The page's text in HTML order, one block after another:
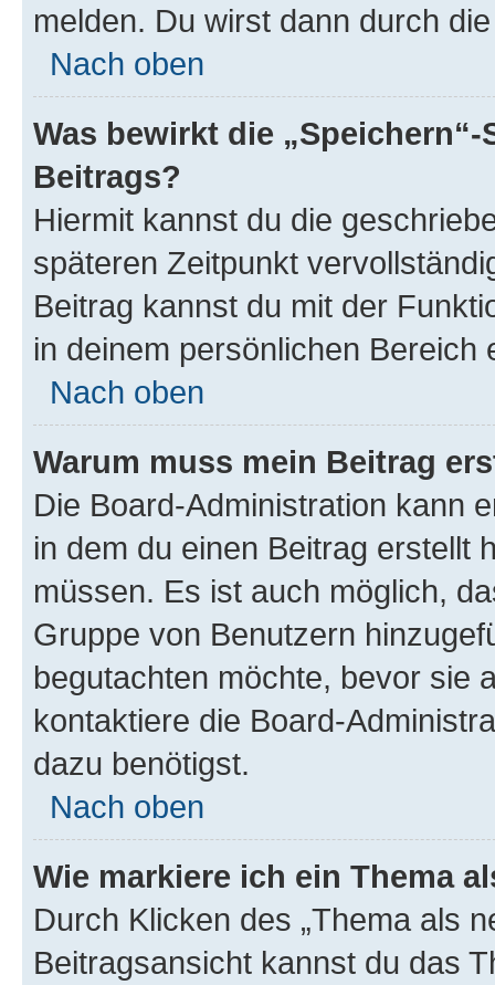
melden. Du wirst dann durch
Nach oben
Was bewirkt die
Beitrags?
Hiermit kannst du die
späteren Zeitpunkt
Beitrag kannst du mit der
in deinem persönlichen Bereich
Nach oben
Warum muss mein Beitrag
Die Board-Administration kann
in dem du einen Beitrag erstellt
müssen. Es ist auch möglich,
Gruppe von Benutzern
begutachten möchte, bevor sie
kontaktiere die Board-
dazu benötigst.
Nach oben
Wie markiere ich ein Thema
Durch Klicken des „Thema als
Beitragsansicht kannst du das